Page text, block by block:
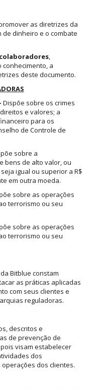
as diretrizes da
dinheiro e o combate
colaboradores,
conhecimento, a
deste documento.
- Dispõe sobre os crimes
e valores; a
para os
de Controle de
sobre a
bens de alto valor, ou
igual ou superior a R$
em outra moeda.
sobre as operações
terrorismo ou seu
sobre as operações
terrorismo ou seu
Bitblue constam
as práticas aplicadas
com seus clientes e
reguladoras.
descritos e
de prevenção de
pois visam estabelecer
dos
dos clientes.